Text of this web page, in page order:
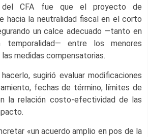
del CFA fue que el proyecto de
hacia la neutralidad fiscal en el corto
un calce adecuado —tanto en
temporalidad— entre los menores
medidas compensatorias.
sugirió evaluar modificaciones
fechas de término, límites de
la relación costo-efectividad de las
«un acuerdo amplio en pos de la